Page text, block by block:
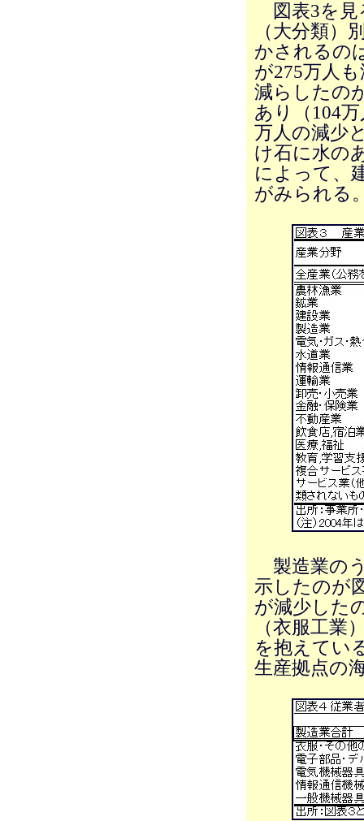
図表3を見
（大分類）
かされるの
が275万人
減らしたの
あり（104
万人の減少
け石に水の
によって、
がみられる
製造業の
示したのが
が減少した
（衣服工業
を抱えてい
生産拠点の